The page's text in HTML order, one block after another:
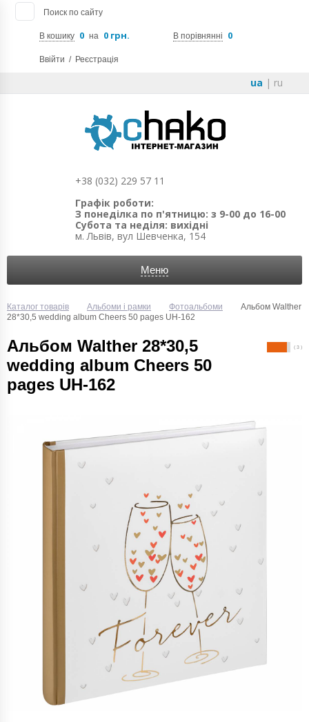
Поиск по сайту
В кошику 0 на 0 грн. В порівнянні 0
Ввійти / Реєстрація
ua | ru
+38 (032) 229 57 11
Графік роботи:
З понеділка по п'ятницю: з 9-00 до 16-00
Субота та неділя: вихідні
м. Львів, вул Шевченка, 154
Меню
Каталог товарів Альбоми і рамки Фотоальбоми
Альбом Walther
28*30,5 wedding album Cheers 50 pages UH-162
Альбом Walther 28*30,5
wedding album Cheers 50
pages UH-162
( 3 )